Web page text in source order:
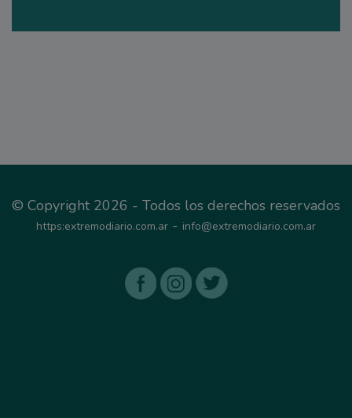
© Copyright 2026 - Todos los derechos reservados
https:extremodiario.com.ar - info@extremodiario.com.ar